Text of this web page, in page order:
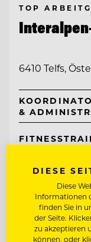
TOP
6410 Telfs,
&
Entdecke alle
DIESE
Diese
Informationen
finden Sie in
der Seite.
zu akzeptieren
können, oder